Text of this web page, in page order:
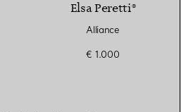
Elsa Peretti®
Alliance
€ 1.000